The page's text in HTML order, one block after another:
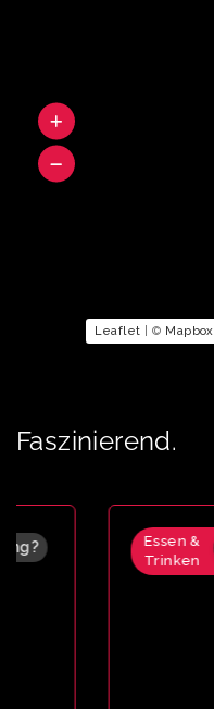
Leaflet | © Mapbox
Faszinierend.